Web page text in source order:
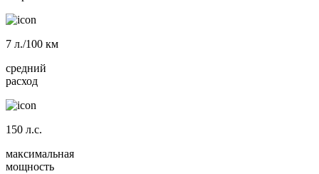
7 л./100 км
средний
расход
150 л.с.
максимальная
мощность